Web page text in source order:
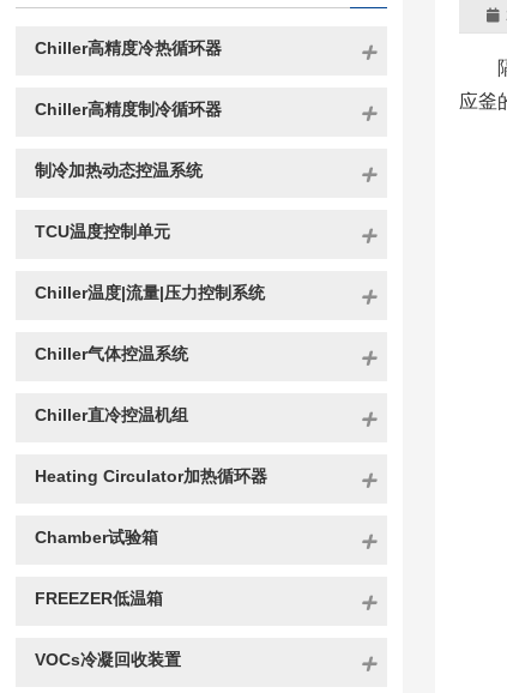
应釜
Chiller高精度冷热循环器
Chiller高精度制冷循环器
制冷加热动态控温系统
TCU温度控制单元
Chiller温度|流量|压力控制系统
Chiller气体控温系统
Chiller直冷控温机组
Heating Circulator加热循环器
Chamber试验箱
FREEZER低温箱
VOCs冷凝回收装置